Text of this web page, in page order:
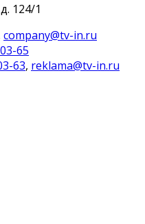
124/1
company@tv-in.ru
65
63, reklama@tv-in.ru